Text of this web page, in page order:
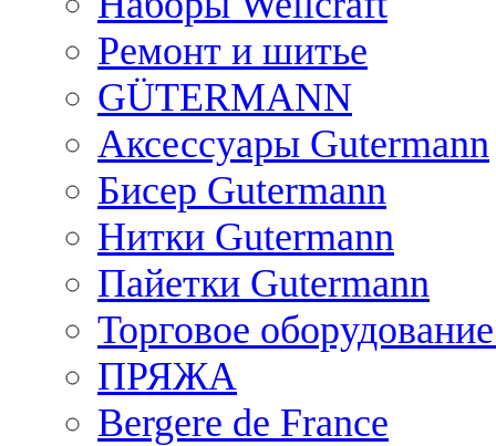
Ремонт и шитье
GÜTERMANN
Аксессуары Gutermann
Бисер Gutermann
Нитки Gutermann
Пайетки Gutermann
Торговое
ПРЯЖА
Bergere de France